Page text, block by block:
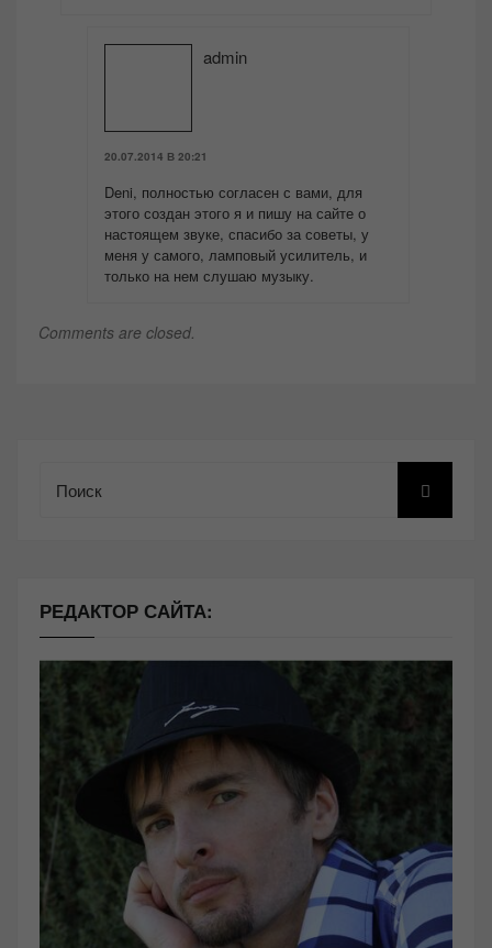
admin
20.07.2014 В 20:21
Deni, полностью согласен с вами, для
этого создан этого я и пишу на сайте о
настоящем звуке, спасибо за советы, у
меня у самого, ламповый усилитель, и
только на нем слушаю музыку.
Comments are closed.
РЕДАКТОР САЙТА: